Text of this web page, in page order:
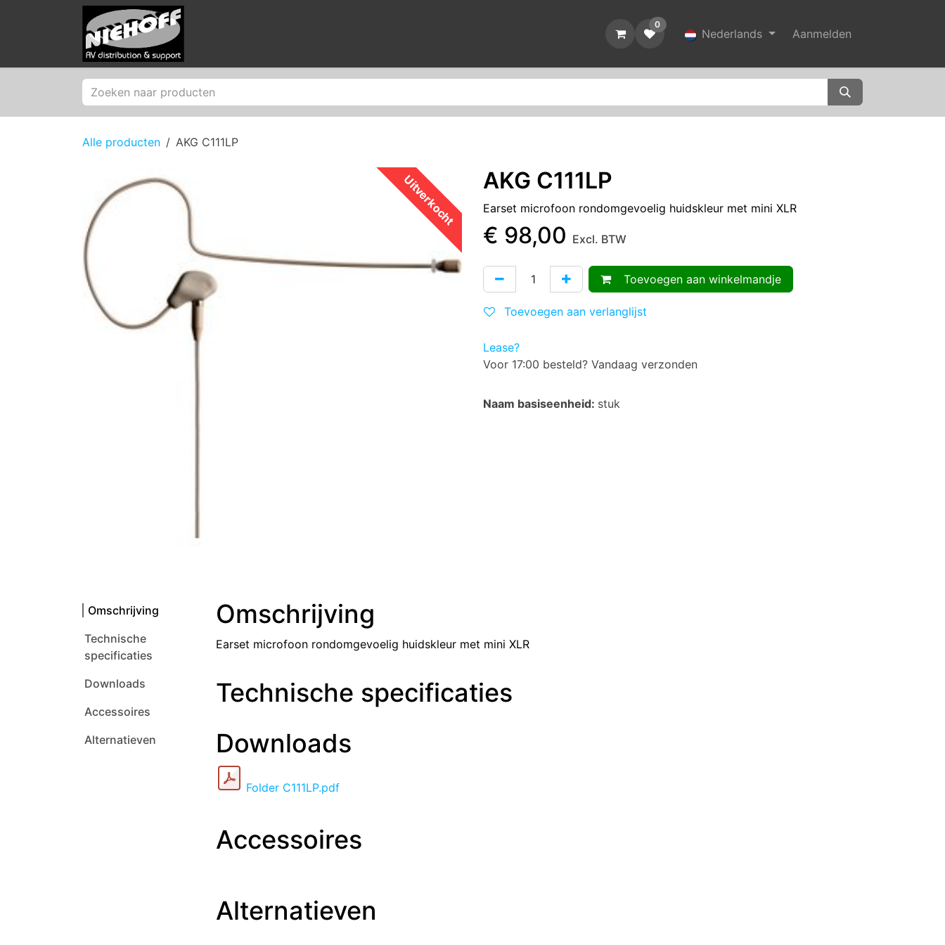
Overslaan naar inhoud
0
Nederlands Aanmelden
Alle producten AKG C111LP
Uitverkocht AKG C111LP
Earset microfoon rondomgevoelig huidskleur met mini XLR
€ 98,00 Excl. BTW
Toevoegen aan winkelmandje
Toevoegen aan verlanglijst
Lease?
Voor 17:00 besteld? Vandaag verzonden
Naam basiseenheid: stuk
Omschrijving
Technische
specificaties
Downloads
Accessoires
Alternatieven
Omschrijving
Earset microfoon rondomgevoelig huidskleur met mini XLR
Technische specificaties
Downloads
Folder C111LP.pdf
Accessoires
Alternatieven